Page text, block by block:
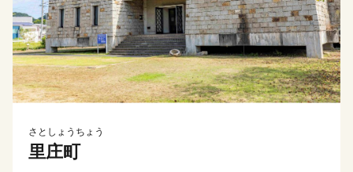
さとしょうちょう
里庄町